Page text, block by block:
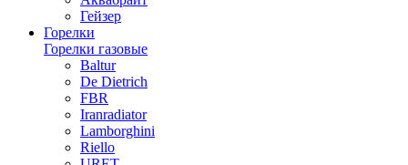
Гейзер
Горелки
Горелки газовые
Baltur
De Dietrich
FBR
Iranradiator
Lamborghini
Riello